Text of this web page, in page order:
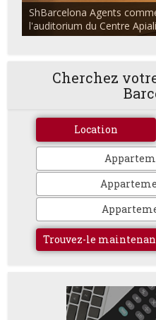
ShBarcelona Agents
l'auditorium du Centre
Cherchez
Location
Trouvez-le